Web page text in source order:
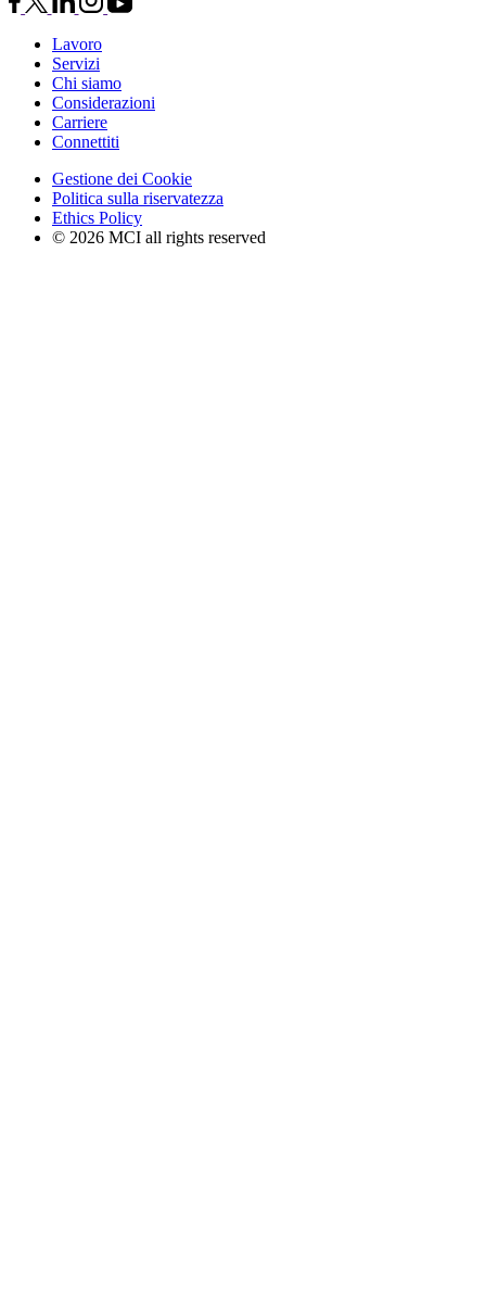
Lavoro
Servizi
Chi siamo
Considerazioni
Carriere
Connettiti
Gestione dei Cookie
Politica sulla riservatezza
Ethics Policy
© 2026 MCI all rights reserved